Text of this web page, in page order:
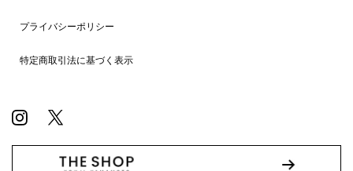
プライバシーポリシー
特定商取引法に基づく表示